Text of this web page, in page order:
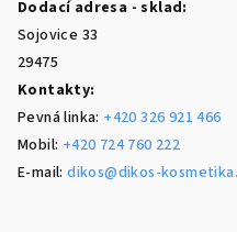
Dodací adresa - sklad:
Sojovice 33
29475
Kontakty:
Pevná linka: +420 326 921 466
Mobil: +420 724 760 222
E-mail:dikos@dikos-